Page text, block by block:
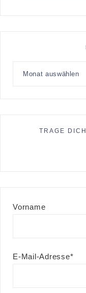
TRAGE
Vorname
E-Mail-Adresse*